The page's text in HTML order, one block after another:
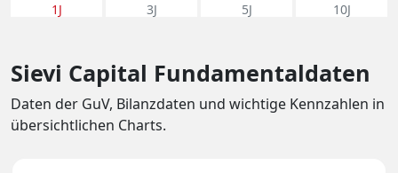
1J
3J 5J 10J
Sievi Capital Fundamentaldaten
Daten der GuV, Bilanzdaten und wichtige Kennzahlen in
übersichtlichen Charts.